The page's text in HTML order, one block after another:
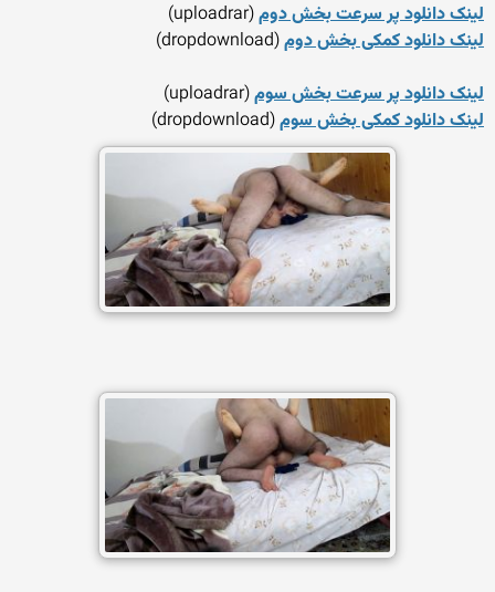
لینک دانلود پر سرعت بخش دوم(uploadrar)
لینک دانلود کمکی بخش دوم(dropdownload)
لینک دانلود پر سرعت بخش سوم(uploadrar)
لینک دانلود کمکی بخش سوم(dropdownload)